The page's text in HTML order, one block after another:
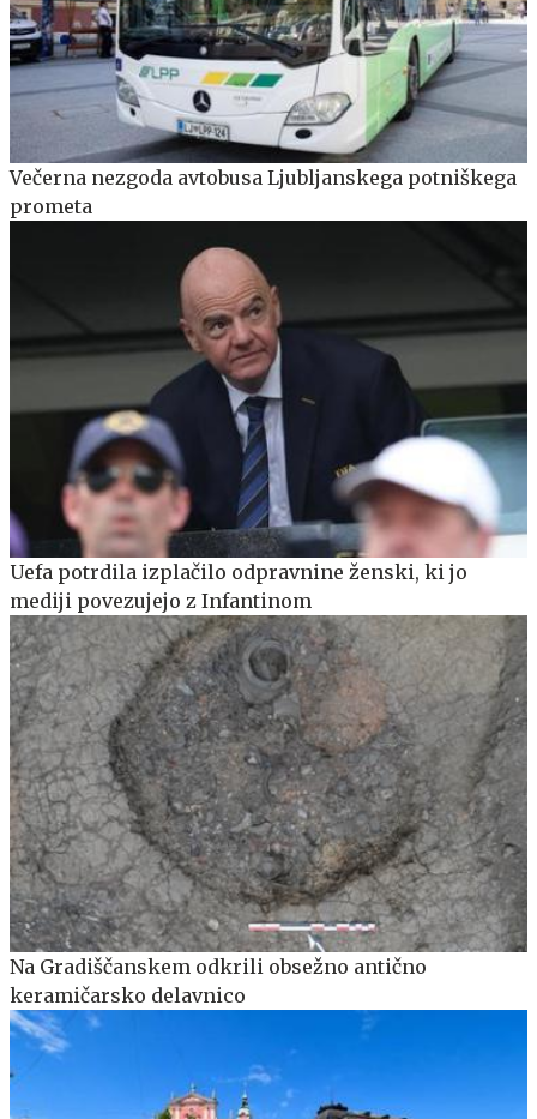
Večerna nezgoda avtobusa Ljubljanskega potniškega
prometa
Uefa potrdila izplačilo odpravnine ženski, ki jo
mediji povezujejo z Infantinom
Na Gradiščanskem odkrili obsežno antično
keramičarsko delavnico